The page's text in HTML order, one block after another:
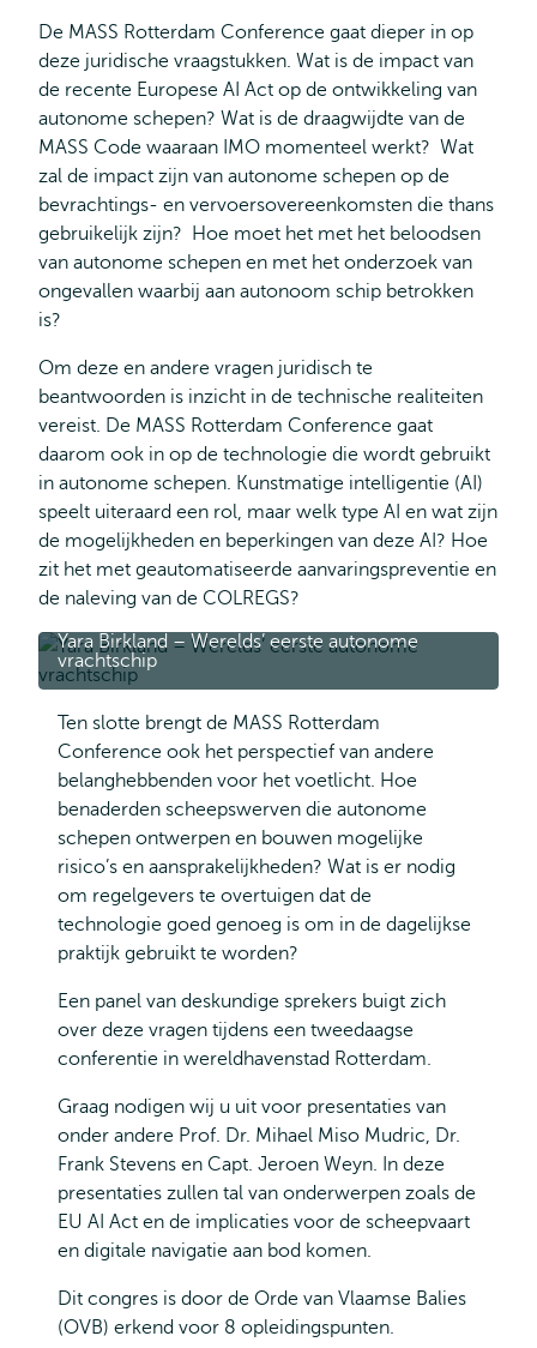
De MASS Rotterdam Conference gaat dieper in op
deze juridische vraagstukken. Wat is de impact van
de recente Europese AI Act op de ontwikkeling van
autonome schepen? Wat is de draagwijdte van de
MASS Code waaraan IMO momenteel werkt? Wat
zal de impact zijn van autonome schepen op de
bevrachtings- en vervoersovereenkomsten die thans
gebruikelijk zijn? Hoe moet het met het beloodsen
van autonome schepen en met het onderzoek van
ongevallen waarbij aan autonoom schip betrokken
is?
Om deze en andere vragen juridisch te
beantwoorden is inzicht in de technische realiteiten
vereist. De MASS Rotterdam Conference gaat
daarom ook in op de technologie die wordt gebruikt
in autonome schepen. Kunstmatige intelligentie (AI)
speelt uiteraard een rol, maar welk type AI en wat zijn
de mogelijkheden en beperkingen van deze AI? Hoe
zit het met geautomatiseerde aanvaringspreventie en
de naleving van de COLREGS?
Yara Birkland – Werelds’ eerste autonome
vrachtschip
Ten slotte brengt de MASS Rotterdam
Conference ook het perspectief van andere
belanghebbenden voor het voetlicht. Hoe
benaderden scheepswerven die autonome
schepen ontwerpen en bouwen mogelijke
risico’s en aansprakelijkheden? Wat is er nodig
om regelgevers te overtuigen dat de
technologie goed genoeg is om in de dagelijkse
praktijk gebruikt te worden?
Een panel van deskundige sprekers buigt zich
over deze vragen tijdens een tweedaagse
conferentie in wereldhavenstad Rotterdam.
Graag nodigen wij u uit voor presentaties van
onder andere Prof. Dr. Mihael Miso Mudric, Dr.
Frank Stevens en Capt. Jeroen Weyn. In deze
presentaties zullen tal van onderwerpen zoals de
EU AI Act en de implicaties voor de scheepvaart
en digitale navigatie aan bod komen.
Dit congres is door de Orde van Vlaamse Balies
(OVB) erkend voor 8 opleidingspunten.